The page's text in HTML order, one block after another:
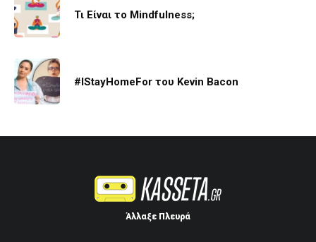
Τι Είναι το Mindfulness;
#IStayHomeFor του Kevin Bacon
Άλλαξε Πλευρά